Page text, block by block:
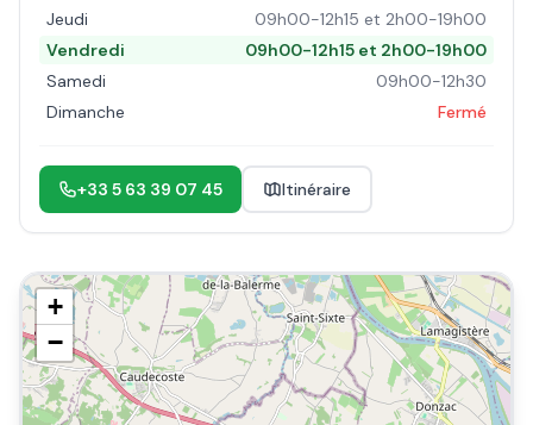
Jeudi
09h00-12h15 et 2h00-19h00
Vendredi
09h00-12h15 et 2h00-19h00
Samedi
09h00-12h30
Dimanche
Fermé
+33 5 63 39 07 45 Itinéraire
+
−